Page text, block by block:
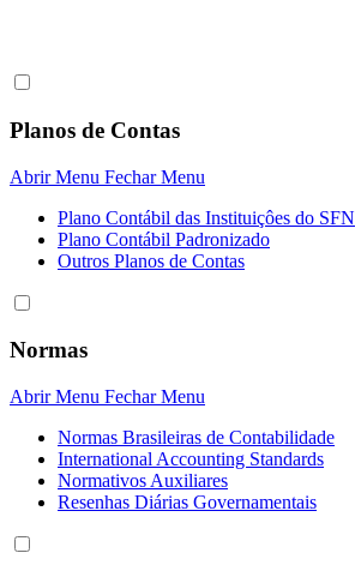
Planos de Contas
Abrir Menu Fechar Menu
Plano Contábil das Instituiçôes do SFN
Plano Contábil Padronizado
Outros Planos de Contas
Normas
Abrir Menu Fechar Menu
Normas Brasileiras de Contabilidade
International Accounting Standards
Normativos Auxiliares
Resenhas Diárias Governamentais